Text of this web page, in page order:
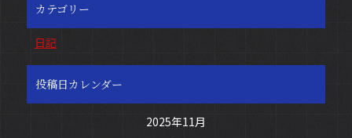
カテゴリー
日記
投稿日カレンダー
2025年11月